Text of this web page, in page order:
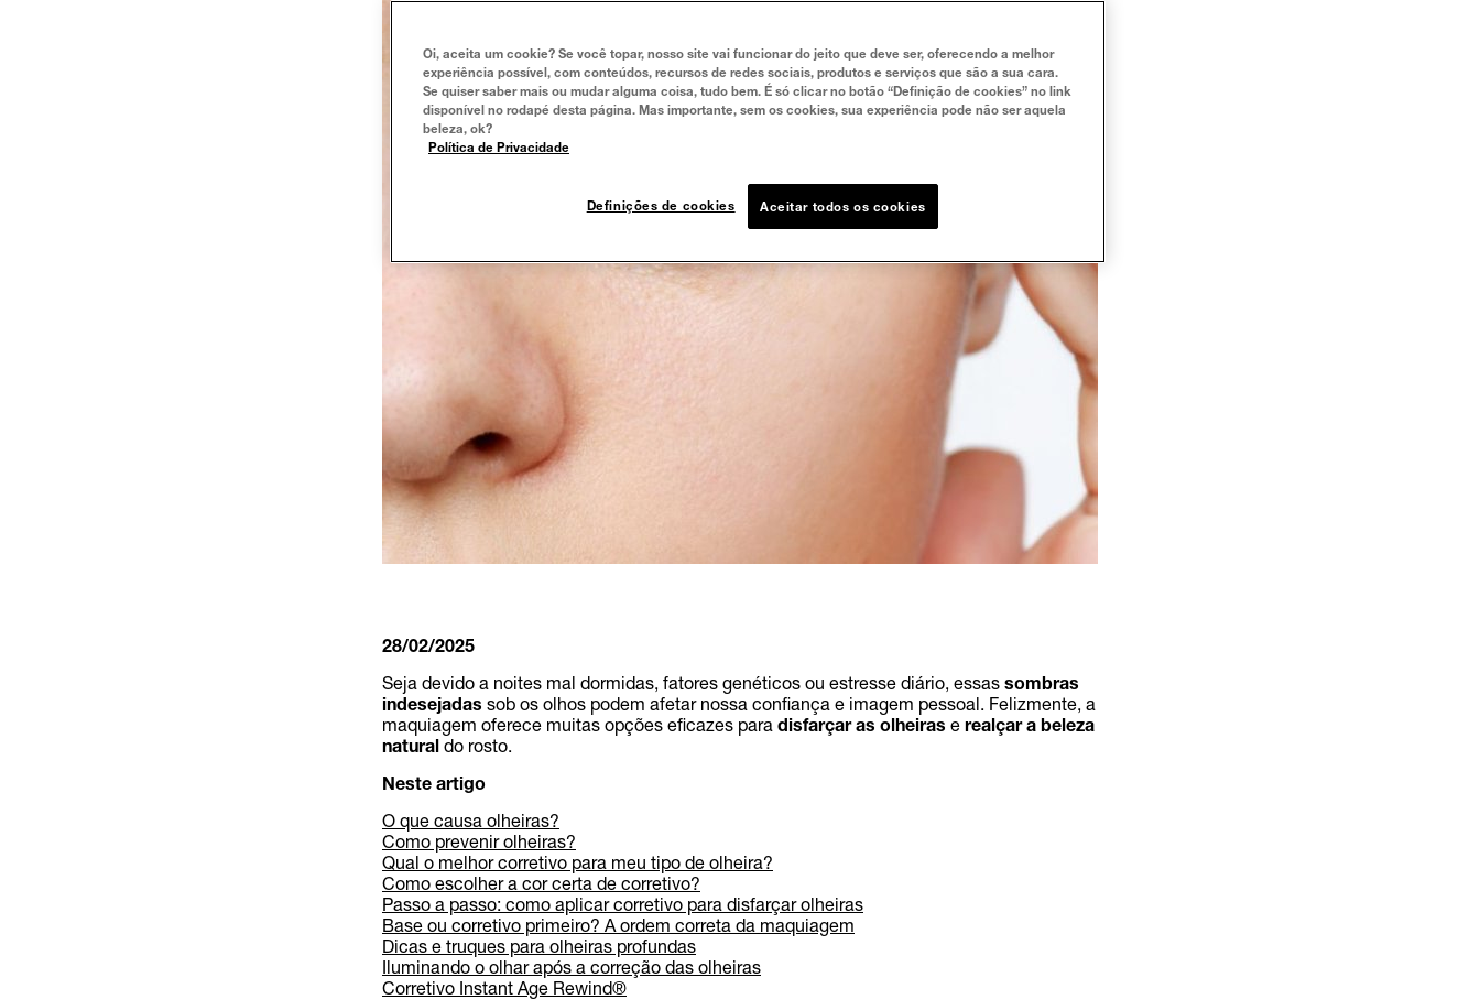
28/02/2025
Seja devido a noites mal dormidas, fatores genéticos ou estresse diário, essas sombras
indesejadas sob os olhos podem afetar nossa confiança e imagem pessoal. Felizmente, a
maquiagem oferece muitas opções eficazes para disfarçar as olheiras e realçar a beleza
natural do rosto.
Neste artigo
O que causa olheiras?
Como prevenir olheiras?
Qual o melhor corretivo para meu tipo de olheira?
Como escolher a cor certa de corretivo?
Passo a passo: como aplicar corretivo para disfarçar olheiras
Base ou corretivo primeiro? A ordem correta da maquiagem
Dicas e truques para olheiras profundas
Iluminando o olhar após a correção das olheiras
Corretivo Instant Age Rewind®
Oi, aceita um cookie? Se você topar, nosso site vai funcionar do jeito que deve ser, oferecendo a melhor
experiência possível, com conteúdos, recursos de redes sociais, produtos e serviços que são a sua cara.
Se quiser saber mais ou mudar alguma coisa, tudo bem. É só clicar no botão “Definição de cookies” no link
disponível no rodapé desta página. Mas importante, sem os cookies, sua experiência pode não ser aquela
beleza, ok?
Política de Privacidade
Definições de cookies Aceitar todos os cookies